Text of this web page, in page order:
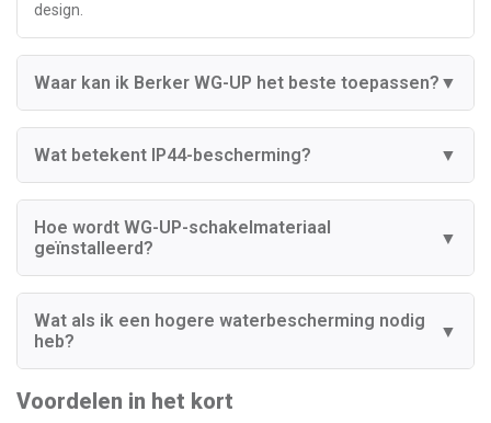
design.
Waar kan ik Berker WG-UP het beste toepassen? ▼
Wat betekent IP44-bescherming? ▼
Hoe wordt WG-UP-schakelmateriaal
geïnstalleerd?
▼
Wat als ik een hogere waterbescherming nodig
heb?
▼
Voordelen in het kort